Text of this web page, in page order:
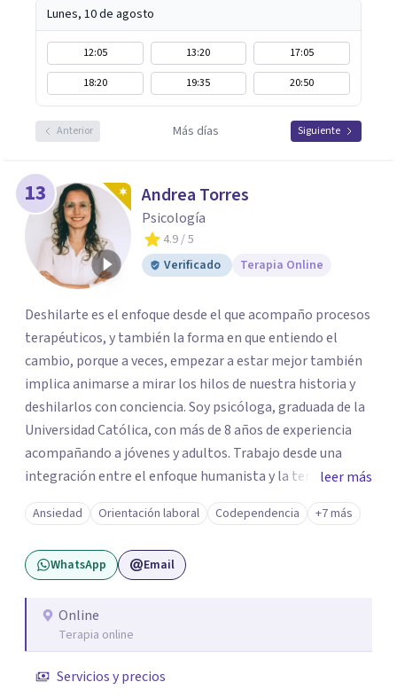
Lunes, 10 de agosto
12:05 13:20
17:05
18:20
19:35 20:50
Anterior Más días Siguiente
13 Andrea Torres
Psicología
4.9/ 5
Verificado
Terapia Online
Deshilarte es el enfoque desde el que acompaño procesos
terapéuticos, y también la forma en que entiendo el
cambio, porque a veces, empezar a estar mejor también
implica animarse a mirar los hilos de nuestra historia y
deshilarlos con conciencia. Soy psicóloga, graduada de la
Universidad Católica, con más de 8 años de experiencia
acompañando a jóvenes y adultos. Trabajo desde una
integración entre el enfoque humanista y la terapia
cognitivo-conductual (TCC), combinando una escucha
profunda, empática y sin juicios, con herramientas con
herramientas psicológicas que ayudan a reconocer
patrones, resignificar experiencias y construir cambios
puedas no solo sentirte escuchado/a, sino también
comprender lo que te pasa, identificar patrones que
afrontarlo.
leer más
Ansiedad Orientación laboral Codependencia +7 más
WhatsApp Email
Online
Terapia online
Servicios y precios